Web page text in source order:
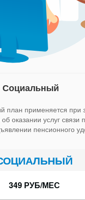
Социальный
план применяется при
об оказании услуг связи
пенсионного
349 РУБ/МЕС